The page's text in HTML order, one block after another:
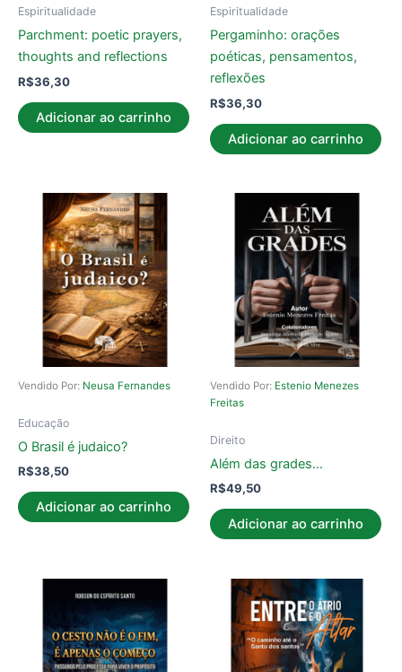
Espiritualidade
Parchment: poetic prayers,
thoughts and reflections
R$36,30
Adicionar ao carrinho
Espiritualidade
Pergaminho: orações
poéticas, pensamentos,
reflexões
R$36,30
Adicionar ao carrinho
Vendido Por: Neusa Fernandes
Educação
O Brasil é judaico?
R$38,50
Adicionar ao carrinho
Vendido Por: Estenio Menezes
Freitas
Direito
Além das grades…
R$49,50
Adicionar ao carrinho